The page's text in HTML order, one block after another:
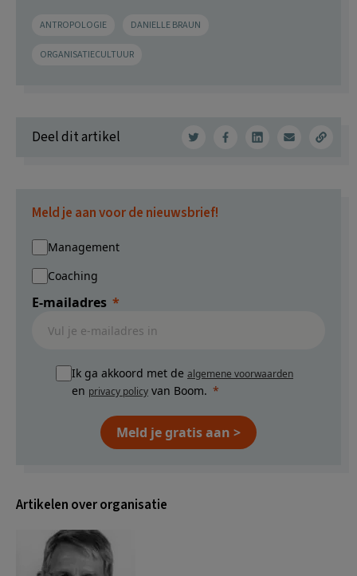
ANTROPOLOGIE DANIELLE BRAUN
ORGANISATIECULTUUR
Deel dit artikel
Meld je aan voor de nieuwsbrief!
Management
Coaching
E-mailadres
Ik ga akkoord met de algemene voorwaarden
en privacy policy van Boom.
Meld je gratis aan >
Artikelen over organisatie